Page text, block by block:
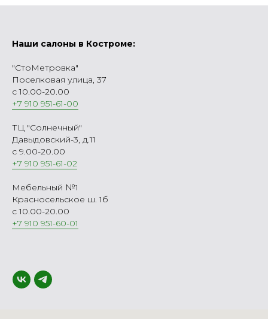
Наши салоны в Костроме:
"СтоМетровка"
Поселковая улица, 37
с 10.00-20.00
+7 910 951-61-00
ТЦ "Солнечный"
Давыдовский-3, д.11
с 9.00-20.00
+7 910 951-61-02
Мебельный №1
Красносельское ш. 1б
с 10.00-20.00
+7 910 951-60-01